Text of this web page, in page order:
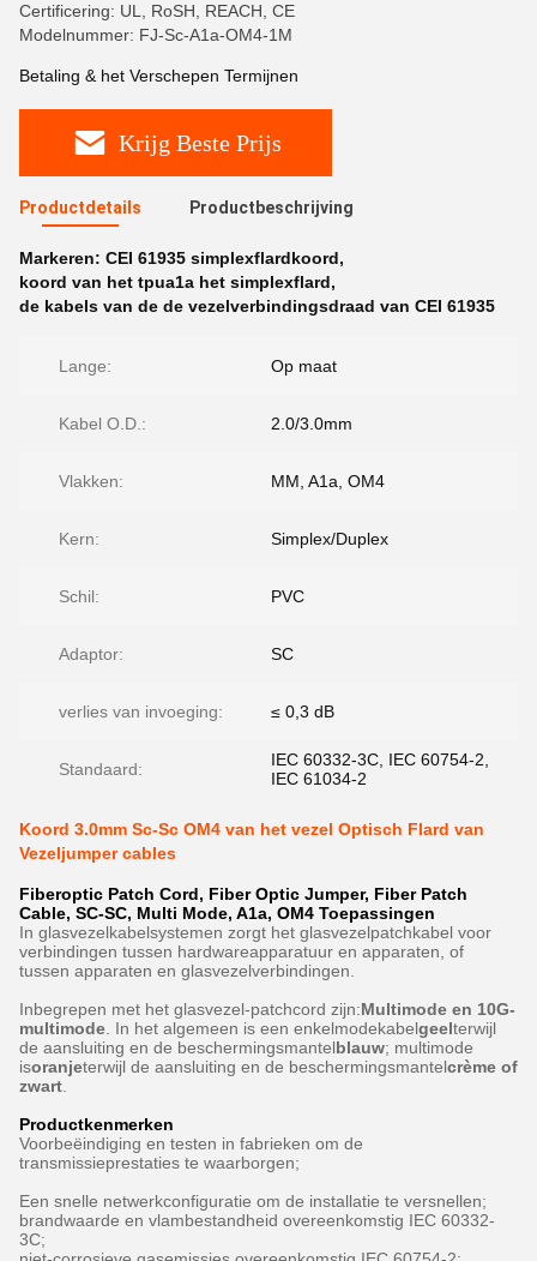
Certificering: UL, RoSH, REACH, CE
Modelnummer: FJ-Sc-A1a-OM4-1M
Betaling & het Verschepen Termijnen
Krijg Beste Prijs
Productdetails Productbeschrijving
Markeren: CEI 61935 simplexflardkoord,
koord van het tpua1a het simplexflard,
de kabels van de de vezelverbindingsdraad van CEI 61935
Lange: Op maat
Kabel O.D.: 2.0/3.0mm
Vlakken: MM, A1a, OM4
Kern: Simplex/Duplex
Schil: PVC
Adaptor: SC
verlies van invoeging: ≤ 0,3 dB
Standaard:
IEC 60332-3C, IEC 60754-2,
IEC 61034-2
Koord 3.0mm Sc-Sc OM4 van het vezel Optisch Flard van
Vezeljumper cables
Fiberoptic Patch Cord, Fiber Optic Jumper, Fiber Patch
Cable, SC-SC, Multi Mode, A1a, OM4 Toepassingen
In glasvezelkabelsystemen zorgt het glasvezelpatchkabel voor
verbindingen tussen hardwareapparatuur en apparaten, of
tussen apparaten en glasvezelverbindingen.
Inbegrepen met het glasvezel-patchcord zijn:Multimode en 10G-
multimode . In het algemeen is een enkelmodekabelgeelterwijl
de aansluiting en de beschermingsmantelblauw; multimode
isoranjeterwijl de aansluiting en de beschermingsmantelcrème of
zwart
Productkenmerken
Voorbeëindiging en testen in fabrieken om de
transmissieprestaties te waarborgen;
Een snelle netwerkconfiguratie om de installatie te versnellen;
brandwaarde en vlambestandheid overeenkomstig IEC 60332-
3C;